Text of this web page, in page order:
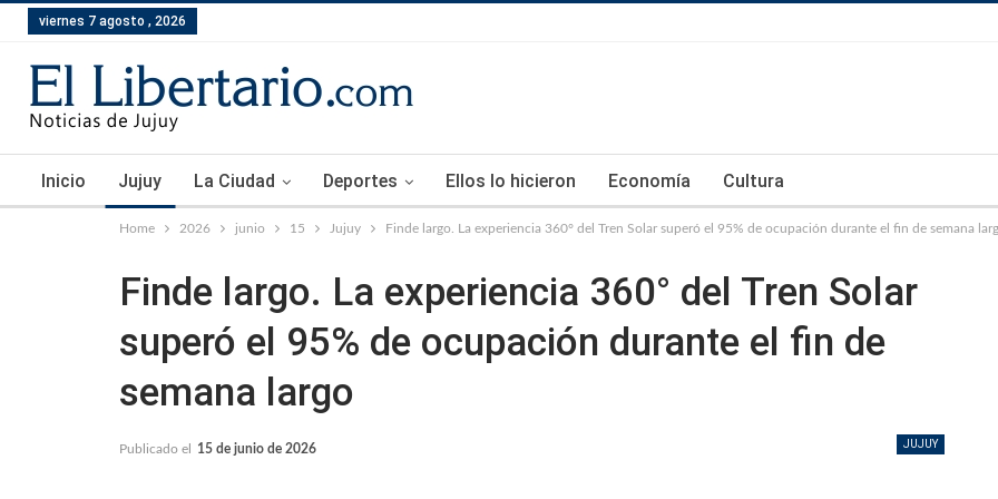
viernes 7 agosto , 2026
Inicio Jujuy La Ciudad Deportes Ellos lo hicieron Economía Cultura
Home 2026 junio 15 Jujuy Finde largo. La experiencia 360° del Tren Solar superó el 95% de ocupación durante el fin de semana
Finde largo. La experiencia 360° del Tren Solar
superó el 95% de ocupación durante el fin de
semana largo
JUJUY
Publicado el 15 de junio de 2026